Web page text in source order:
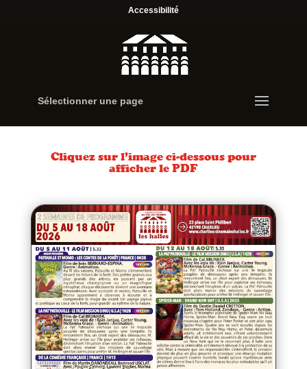
Accessibilité
Sélectionner une page
Cliquez sur l’image ci-dessous pour
afficher le PDF